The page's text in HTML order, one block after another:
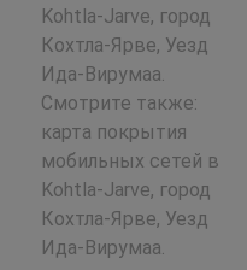
Kohtla-Jarve, город
Кохтла-Ярве, Уезд
Ида-Вирумаа.
Смотрите также:
карта покрытия
мобильных сетей в
Kohtla-Jarve, город
Кохтла-Ярве, Уезд
Ида-Вирумаа.